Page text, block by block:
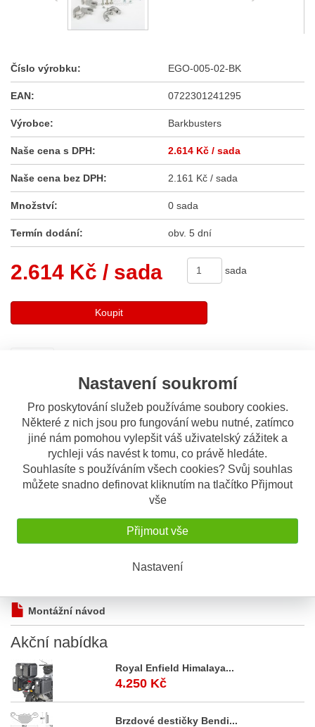
Nastavení soukromí
Pro poskytování služeb používáme soubory cookies.
Některé z nich jsou pro fungování webu nutné, zatímco
jiné nám pomohou vylepšit váš uživatelský zážitek a
rychleji vás navést k tomu, co právě hledáte.
Souhlasíte s používáním všech cookies? Svůj souhlas
můžete snadno definovat kliknutím na tlačítko Přijmout
vše
Přijmout vše
Nastavení
Číslo výrobku: EGO-005-02-BK
EAN: 0722301241295
Výrobce: Barkbusters
Naše cena s DPH: 2.614 Kč / sada
Naše cena bez DPH: 2.161 Kč / sada
Množství: 0 sada
Termín dodání: obv. 5 dní
2.614 Kč / sada sada
Koupit
Popis Odeslat dotaz
Popis výrobku
Chrániče páček Barkubsters EGO
včetně montážního materiálu, pro
Kompletní sada: plasty, hliníková konstrukce, montážní
Montážní návod
Akční nabídka
Royal Enfield Himalaya...
4.250 Kč
Brzdové destičky Bendi...